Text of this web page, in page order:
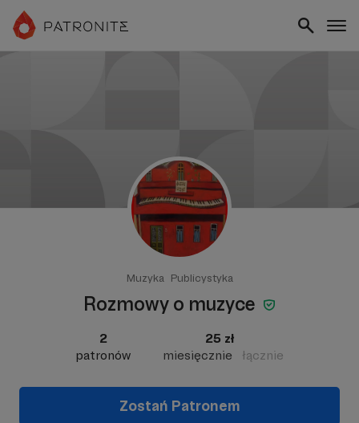
Muzyka Publicystyka
Rozmowy o muzyce
2
patronów
25 zł
miesięcznie
łącznie
Zostań Patronem